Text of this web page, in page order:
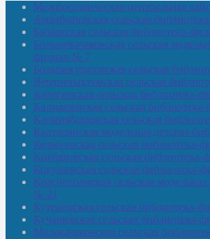
Межпоселенческая центральная
Амзибашевская сельская
Бабаевская сельская библиотека-
Большекачаковская сельская
филиал № 7
Большекуразовская сельская
Верхнетыхтемская сельская
Калегинская сельская библиотека-
Калмашевская сельская
Калмиябашевская сельская
Калтасинская модельная детская
Кельтеевская сельская библиотека-
Киебаковская сельская
Кокушевская сельская библиотека-
Краснохолмская сельская
№ 21
Кутеремская сельская библиотека-
Кучашевская сельская библиотека-
Малокачаковская сельская